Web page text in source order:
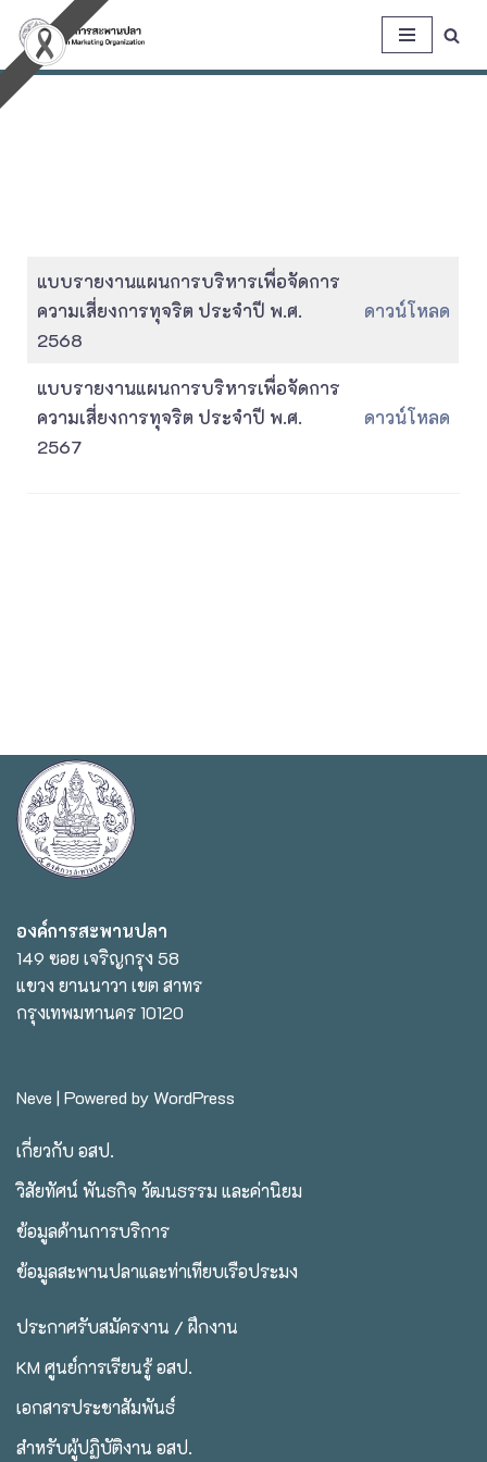
Skip
to
แบบรายงานแผนการบริหารเพื่อจัดการ
ความเสี่ยงการทุจริต ประจำปี พ.ศ.
2568
ดาวน์โหลด
แบบรายงานแผนการบริหารเพื่อจัดการ
ความเสี่ยงการทุจริต ประจำปี พ.ศ.
2567
ดาวน์โหลด
องค์การสะพานปลา
149 ซอย เจริญกรุง 58
แขวง ยานนาวา เขต สาทร
กรุงเทพมหานคร 10120
Neve | Powered byWordPress
เกี่ยวกับ อสป.
วิสัยทัศน์ พันธกิจ วัฒนธรรม และค่านิยม
ข้อมูลด้านการบริการ
ข้อมูลสะพานปลาและท่าเทียบเรือประมง
ประกาศรับสมัครงาน / ฝึกงาน
KM ศูนย์การเรียนรู้ อสป.
เอกสารประชาสัมพันธ์
สำหรับผู้ปฏิบัติงาน อสป.